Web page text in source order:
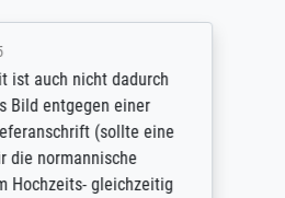
ist auch nicht dadurch
Bild entgegen einer
(sollte eine
die normannische
Hochzeits- gleichzeitig